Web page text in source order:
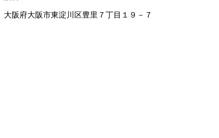
大阪府大阪市東淀川区豊里７丁目１９－７